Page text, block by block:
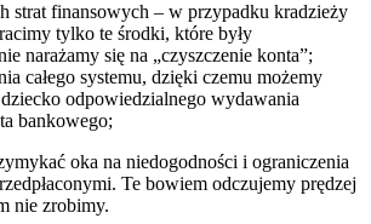
strat finansowych – w przypadku kradzieży
tylko te środki, które były
narażamy się na „czyszczenie konta”;
całego systemu, dzięki czemu możemy
odpowiedzialnego wydawania
bankowego;
oka na niedogodności i ograniczenia
Te bowiem odczujemy prędzej
nie zrobimy.